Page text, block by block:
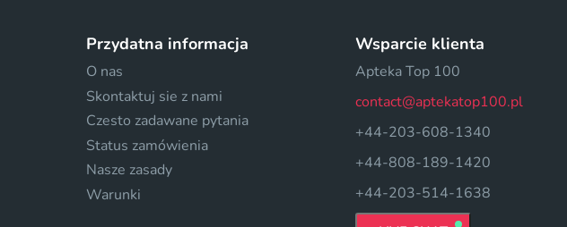
Przydatna informacja
O nas
Skontaktuj sie z nami
Czesto zadawane pytania
Status zamówienia
Nasze zasady
Warunki
Wsparcie klienta
Apteka Top 100
contact@aptekatop100.pl
+44-203-608-1340
+44-808-189-1420
+44-203-514-1638